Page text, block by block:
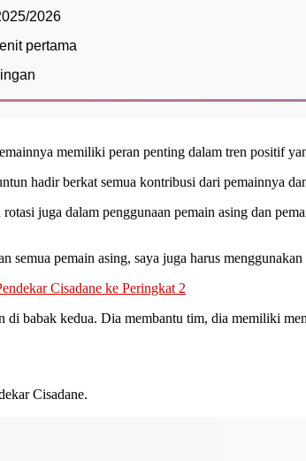
2026
pertama
memiliki peran penting dalam tren positif
hadir berkat semua kontribusi dari pemainnya
juga dalam penggunaan pemain asing dan
pemain asing, saya juga harus
Cisadane ke Peringkat 2
babak kedua. Dia membantu tim, dia memiliki
Cisadane.